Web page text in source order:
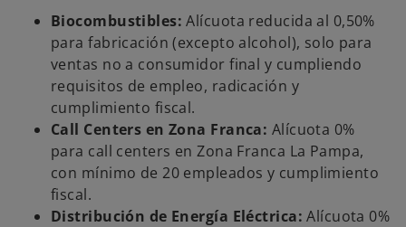
Biocombustibles: Alícuota reducida al 0,50%
para fabricación (excepto alcohol), solo para
ventas no a consumidor final y cumpliendo
requisitos de empleo, radicación y
cumplimiento fiscal.
Call Centers en Zona Franca: Alícuota 0%
para call centers en Zona Franca La Pampa,
con mínimo de 20 empleados y cumplimiento
fiscal.
Distribución de Energía Eléctrica: Alícuota 0%